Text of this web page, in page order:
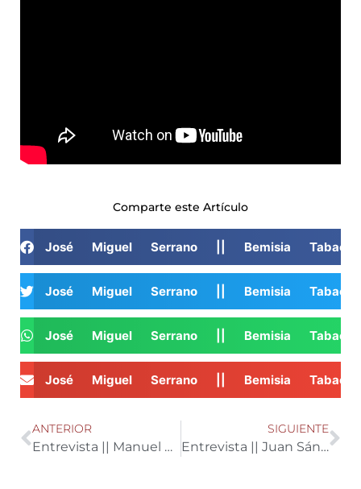
Comparte este Artículo
José Miguel Serrano || Bemisia
José Miguel Serrano || Bemisia
José Miguel Serrano || Bemisia
José Miguel Serrano || Bemisia
ANTERIOR
Entrevista || Manuel Cañizares, administrador de Reciclaje Himeca
SIGUIENTE
Entrevista || Juan Sánchez, director técnico de Agroinver